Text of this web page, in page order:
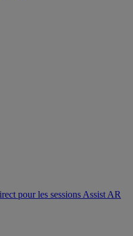
pour les sessions Assist AR